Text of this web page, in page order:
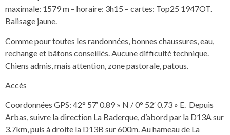
maximale: 1579 m – horaire: 3h15 – cartes: Top25 1947OT.
Balisage jaune.
Comme pour toutes les randonnées, bonnes chaussures, eau,
rechange et bâtons conseillés. Aucune difficulté technique.
Chiens admis, mais attention, zone pastorale, patous.
Accès
Coordonnées GPS: 42° 57′ 0.89 » N / 0° 52′ 0.73 » E. Depuis
Arbas, suivre la direction La Baderque, d’abord par la D13A sur
3.7km, puis à droite la D13B sur 600m. Au hameau de La